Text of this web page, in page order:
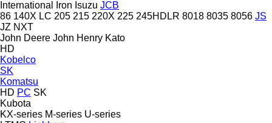
International
Iron Isuzu JCB
86 140X LC 205 215 220X 225 245HDLR 8018 8035 8056 JS
JZ NXT
John Deere John Henry Kato
HD
Kobelco
SK
Komatsu
HD PC SK
Kubota
KX-series M-series U-series